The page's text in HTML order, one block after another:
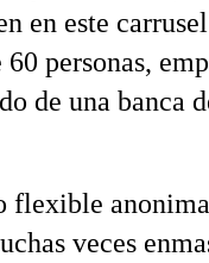
en este
60 personas,
de una banca
flexible
veces